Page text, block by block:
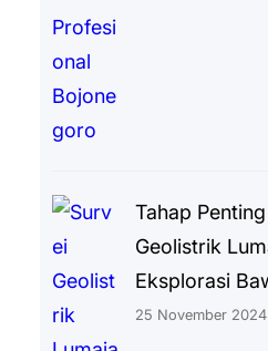
Tahap
Geolistrik
Eksplorasi
25 November 2024